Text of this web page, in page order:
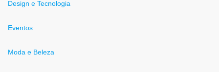
Design e Tecnologia
Eventos
Moda e Beleza